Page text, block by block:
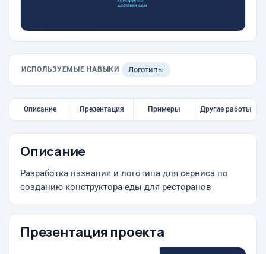
ИСПОЛЬЗУЕМЫЕ НАВЫКИ Логотипы
Описание Презентация Примеры Другие работы
Описание
Разработка названия и логотипа для сервиса по
созданию конструктора еды для ресторанов
Презентация проекта